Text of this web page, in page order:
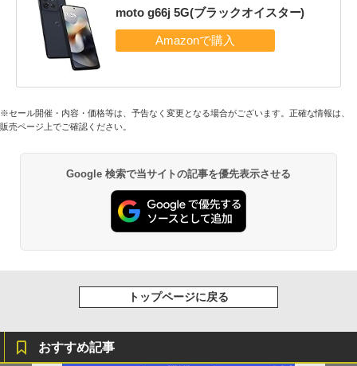
moto g66j 5G(ブラックオイスター)
※セール開催・内容・価格等は、予告なく変更となる場合がございます。正確な情報は、
販売ページ上でご確認ください。
Google 検索で当サイトの記事を優先表示させる
トップページに戻る
おすすめ記事